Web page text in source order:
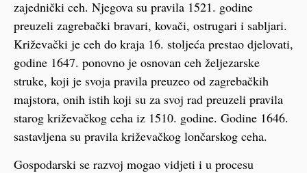
zajednički ceh. Njegova su pravila 1521. godine
preuzeli zagrebački bravari, kovači, ostrugari i sabljari.
Križevački je ceh do kraja 16. stoljeća prestao djelovati,
godine 1647. ponovno je osnovan ceh željezarske
struke, koji je svoja pravila preuzeo od zagrebačkih
majstora, onih istih koji su za svoj rad preuzeli pravila
starog križevačkog ceha iz 1510. godine. Godine 1646.
sastavljena su pravila križevačkog lončarskog ceha.
Gospodarski se razvoj mogao vidjeti i u procesu